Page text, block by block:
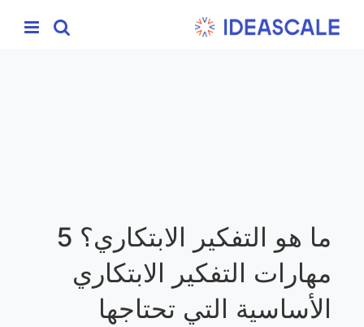
ما هو التفكير الابتكاري؟ 5
مهارات التفكير الابتكاري
الأساسية التي تحتاجها